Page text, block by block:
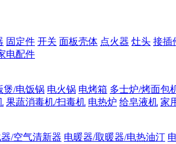
固定件 开关 面板壳体 点火器 灶头 接插
电配件
煲/电饭锅 电火锅 电烤箱 多士炉/烤面包
果蔬消毒机/扫毒机 电热炉 给皂液机 家
/空气清新器 电暖器/取暖器/电热油汀